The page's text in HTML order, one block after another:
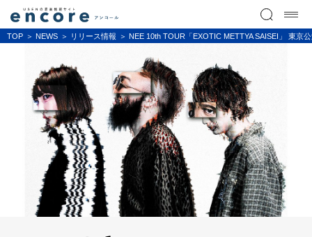
TOP NEWS リリース情報 NEE 10th TOUR「EXOTIC METTYA SAISEI」 東京